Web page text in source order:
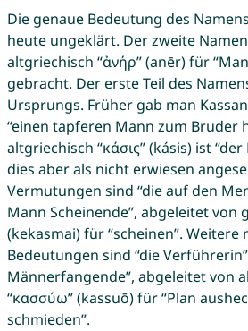
Die genaue Bedeutung des
heute ungeklärt. Der zweite
altgriechisch “ἀνήρ” (anēr) für
gebracht. Der erste Teil des
Ursprungs. Früher gab man
“einen tapferen Mann zum Bruder
altgriechisch “κάσις” (kásis) ist
dies aber als nicht erwiesen
Vermutungen sind “die auf den
Mann Scheinende”, abgeleitet von
(kekasmai) für “scheinen”. Weitere
Bedeutungen sind “die
Männerfangende”, abgeleitet von
“κασσύω” (kassuō) für “Plan
schmieden”.